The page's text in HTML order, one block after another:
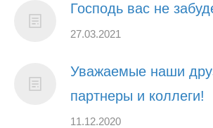
Господь вас не
27.03.2021
Уважаемые наши
партнеры и коллеги!
11.12.2020